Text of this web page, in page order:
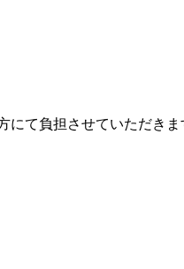
て負担させていただき